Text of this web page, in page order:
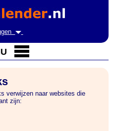
verwijzen naar websites die
zijn: